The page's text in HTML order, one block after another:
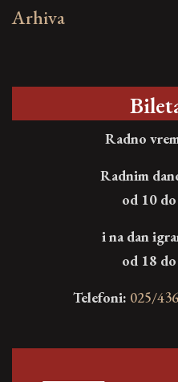
Arhiva
Radno
Radnim
od 10
i na dan
od 18
Telefoni: 025/